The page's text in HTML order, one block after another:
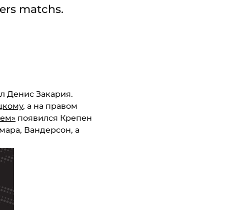
matchs.
Денис Закария.
, а на правом
появился Крепен
Вандерсон, а